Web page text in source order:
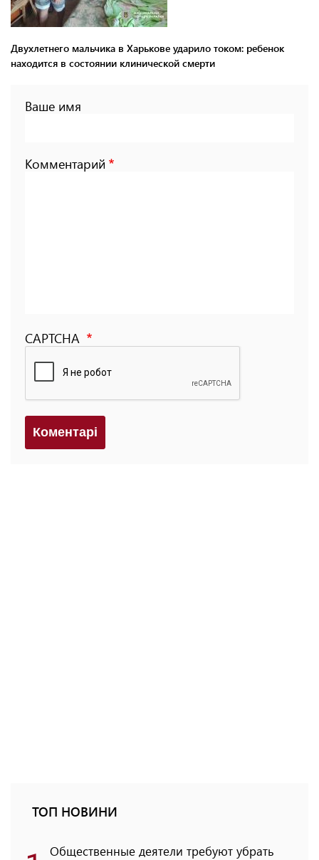
Двухлетнего мальчика в Харькове ударило током: ребенок
находится в состоянии клинической смерти
Ваше имя
Комментарий
CAPTCHA
Коментарi
ТОП НОВИНИ
Общественные деятели требуют убрать